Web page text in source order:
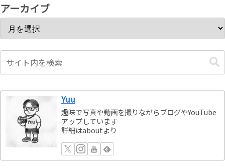
アーカイブ
Yuu
趣味で写真や動画を撮りながらブログやYouTube
アップしています
詳細はaboutより